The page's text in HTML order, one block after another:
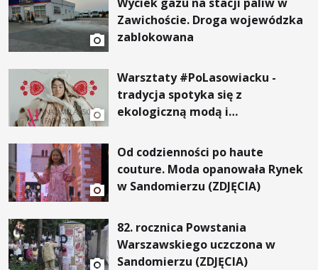
Zawichoście. Droga wojewódzka
zablokowana
Warsztaty #PoLasowiacku -
tradycja spotyka się z
ekologiczną modą i
Od codzienności po haute
couture. Moda opanowała Rynek
w Sandomierzu (ZDJĘCIA)
82. rocznica Powstania
Warszawskiego uczczona w
Sandomierzu (ZDJĘCIA)